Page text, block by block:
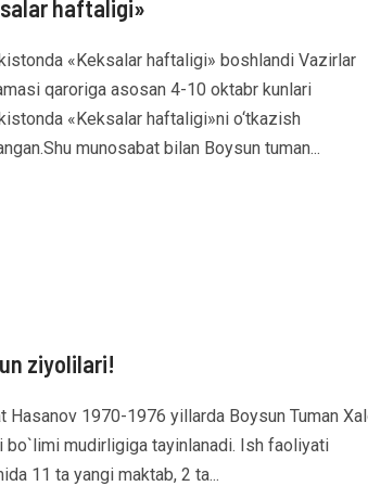
haftaligi»
«Keksalar haftaligi» boshlandi Vazirlar
qaroriga asosan 4-10 oktabr kunlari
«Keksalar haftaligi»ni o‘tkazish
munosabat bilan Boysun tuman...
ziyolilari!
Hasanov 1970-1976 yillarda Boysun Tuman
bo`limi mudirligiga tayinlanadi. Ish faoliyati
11 ta yangi maktab, 2 ta...